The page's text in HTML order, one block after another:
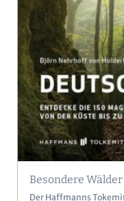
Besondere
Der Haffmanns